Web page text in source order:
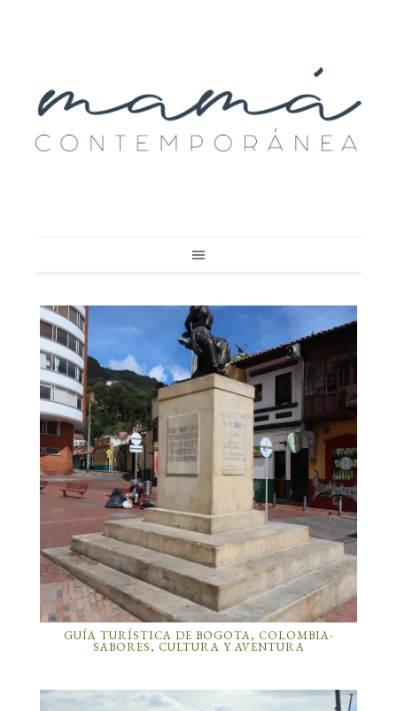
GUÍA TURÍSTICA DE BOGOTA, COLOMBIA-
SABORES, CULTURA Y AVENTURA